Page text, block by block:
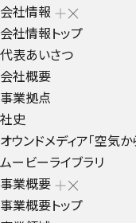
会社情報
会社情報トップ
代表あいさつ
会社概要
事業拠点
社史
オウンドメディア「空気か
ムービーライブラリ
事業概要
事業概要トップ